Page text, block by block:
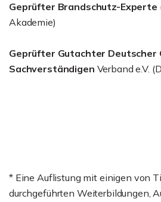
Geprüfter Brandschutz-Experte
Akademie)
Geprüfter Gutachter Deutscher
Sachverständigen Verband e.V.
* Eine Auflistung mit einigen von
durchgeführten Weiterbildungen,